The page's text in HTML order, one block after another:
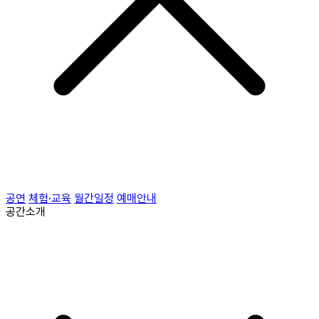
공연 체험·교육 월간일정 예매안내
공간소개